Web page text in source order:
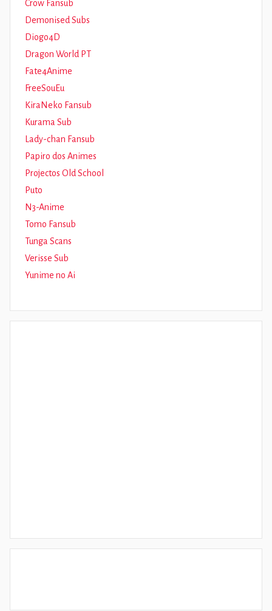
Crow Fansub
Demonised Subs
Diogo4D
Dragon World PT
Fate4Anime
FreeSouEu
KiraNeko Fansub
Kurama Sub
Lady-chan Fansub
Papiro dos Animes
Projectos Old School
Puto
N3-Anime
Tomo Fansub
Tunga Scans
Verisse Sub
Yunime no Ai